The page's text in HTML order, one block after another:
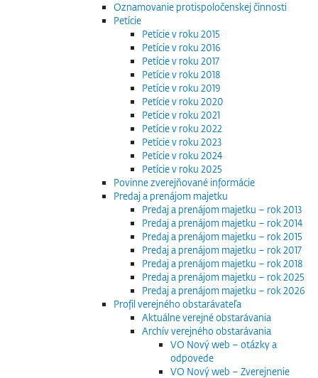
Oznamovanie protispoločenskej činnosti
Petície
Petície v roku 2015
Petície v roku 2016
Petície v roku 2017
Petície v roku 2018
Petície v roku 2019
Petície v roku 2020
Petície v roku 2021
Petície v roku 2022
Petície v roku 2023
Petície v roku 2024
Petície v roku 2025
Povinne zverejňované informácie
Predaj a prenájom majetku
Predaj a prenájom majetku – rok 2013
Predaj a prenájom majetku – rok 2014
Predaj a prenájom majetku – rok 2015
Predaj a prenájom majetku – rok 2017
Predaj a prenájom majetku – rok 2018
Predaj a prenájom majetku – rok 2025
Predaj a prenájom majetku – rok 2026
Profil verejného obstarávateľa
Aktuálne verejné obstarávania
Archív verejného obstarávania
VO Nový web – otázky a
odpovede
VO Nový web – Zverejnenie